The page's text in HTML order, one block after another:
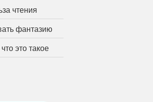
чтения
фантазию
это такое